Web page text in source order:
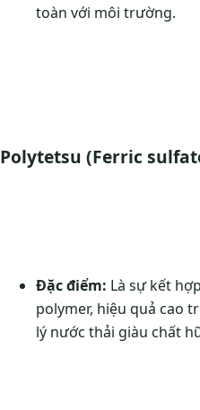
toàn với môi trường.
Polytetsu (Ferric
Đặc điểm: Là sự kết
polymer, hiệu quả cao
lý nước thải giàu chất